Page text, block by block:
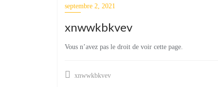
septembre 2, 2021
xnwwkbkvev
Vous n’avez pas le droit de voir cette page.
xnwwkbkvev